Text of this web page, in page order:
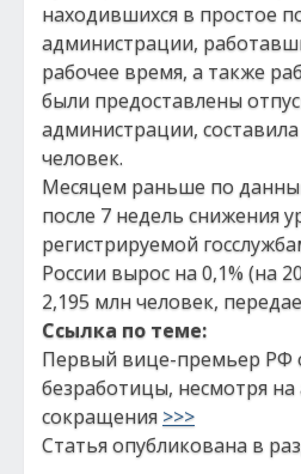
находившихся в простое
администрации,
рабочее время, а также
были предоставлены
администрации,
человек.
Месяцем раньше по
после 7 недель снижения
регистрируемой
России вырос на 0,1% (на
2,195 млн человек,
Ссылка по теме:
Первый вице-премьер РФ
безработицы, несмотря
сокращения >>>
Статья опубликована в